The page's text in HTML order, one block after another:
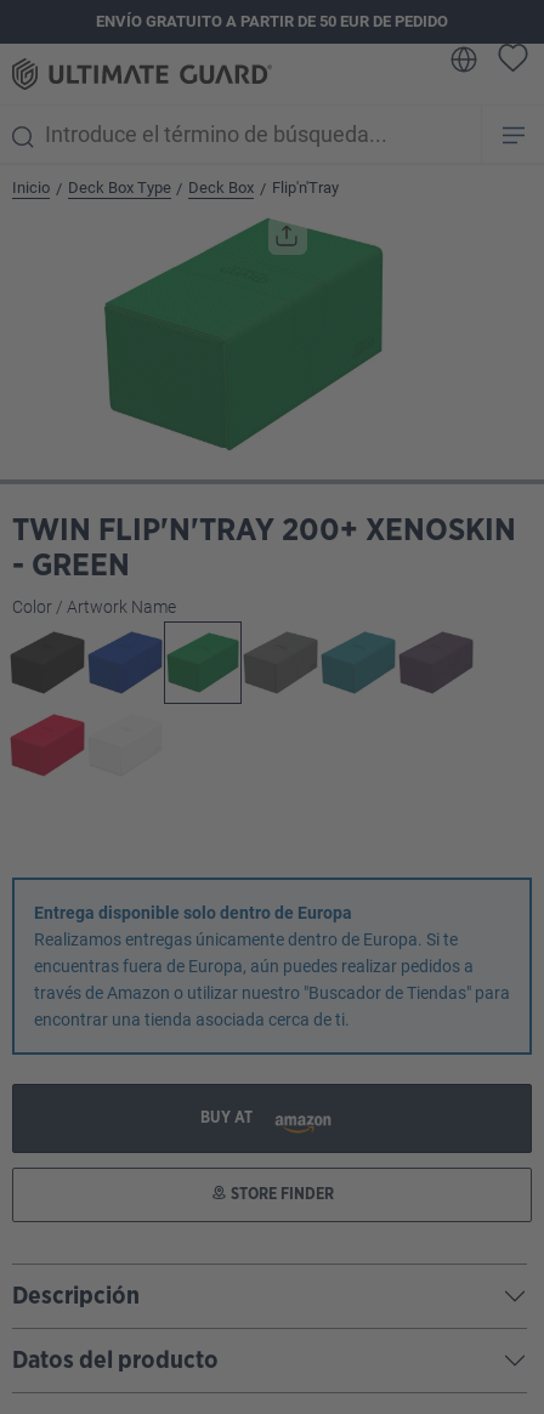
principalENVÍO GRATUITO A PARTIR DE 50 EUR DE PEDIDO
Inicio / Deck Box Type / Deck Box / Flip'n'Tray
TWIN FLIP'N'TRAY 200+ XENOSKIN
- GREEN
Seleccione
Color / Artwork Name
Entrega disponible solo dentro de Europa
Realizamos entregas únicamente dentro de Europa. Si te
encuentras fuera de Europa, aún puedes realizar pedidos a
través de Amazon o utilizar nuestro "Buscador de Tiendas" para
encontrar una tienda asociada cerca de ti.
BUY AT
STORE FINDER
Descripción
Datos del producto